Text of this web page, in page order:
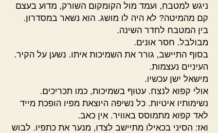
ניגש למטבח, ועמד מול הקומקום השורק, מדוע בעצם
קם מהמיטה? לא היה לו מושג. הוא נשאר במסדרון.
בין המטבח לחדר השינה.
מבולבל. חסר אונים.
בסוף התיישב, גורר את השמיכות איתו. נשען על הקיר.
העיניים נעצמות.
מישאל ישן עכשיו.
אולי קפוא לנצח. עטוף בשמיכות, כמו תכריכים.
נשימותיו איטיות. כל נשיפה היוצאת מפיו הופכת מייד
לאד קפוא מתמוסס באוויר. אין כאב.
ואז: הסיני בכאילו מתיישב לצדו, מנער את כתפיו. לבוש